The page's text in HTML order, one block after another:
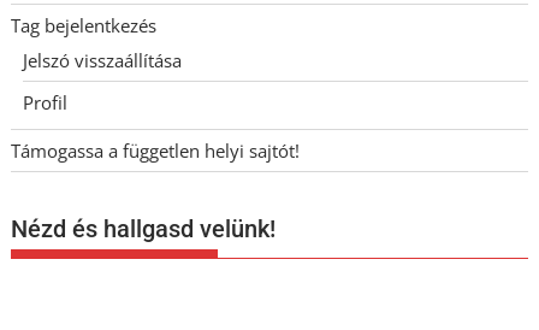
Tag bejelentkezés
Jelszó visszaállítása
Profil
Támogassa a független helyi sajtót!
Nézd és hallgasd velünk!